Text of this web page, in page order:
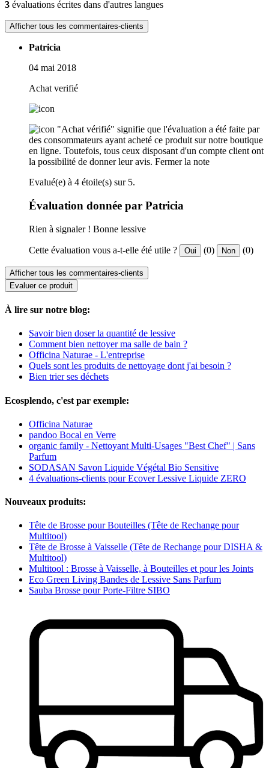
3 évaluations écrites dans d'autres langues
Afficher tous les commentaires-clients
Patricia
04 mai 2018
Achat verifié
"Achat vérifié" signifie que l'évaluation a été faite par
des consommateurs ayant acheté ce produit sur notre boutique
en ligne. Toutefois, tous ceux disposant d'un compte client ont
la possibilité de donner leur avis. Fermer la note
Evalué(e) à 4 étoile(s) sur 5.
Évaluation donnée par Patricia
Rien à signaler ! Bonne lessive
Cette évaluation vous a-t-elle été utile ? Oui (0) Non (0)
Afficher tous les commentaires-clients
Evaluer ce produit
À lire sur notre blog:
Savoir bien doser la quantité de lessive
Comment bien nettoyer ma salle de bain ?
Officina Naturae - L'entreprise
Quels sont les produits de nettoyage dont j'ai besoin ?
Bien trier ses déchets
Ecosplendo, c'est par exemple:
Officina Naturae
pandoo Bocal en Verre
organic family - Nettoyant Multi-Usages "Best Chef" | Sans
Parfum
SODASAN Savon Liquide Végétal Bio Sensitive
4 évaluations-clients pour Ecover Lessive Liquide ZERO
Nouveaux produits:
Tête de Brosse pour Bouteilles (Tête de Rechange pour
Multitool)
Tête de Brosse à Vaisselle (Tête de Rechange pour DISHA &
Multitool)
Multitool : Brosse à Vaisselle, à Bouteilles et pour les Joints
Eco Green Living Bandes de Lessive Sans Parfum
Sauba Brosse pour Porte-Filtre SIBO